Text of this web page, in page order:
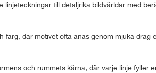
linjeteckningar till detaljrika bildvärldar med
färg, där motivet ofta anas genom mjuka drag
och rummets kärna, där varje linje fyller